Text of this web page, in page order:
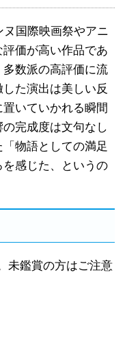
国際映画祭やアニ
価が高い作品であ
数派の高評価に流
た演出は美しい反
いていかれる瞬間
完成度は文句なし
物語としての満足
感じた、というの
未鑑賞の方はご注意